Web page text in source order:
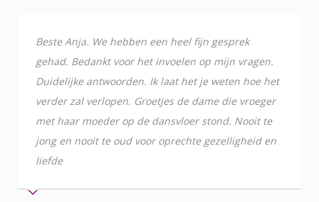
Beste Anja. We hebben een heel fijn gesprek
gehad. Bedankt voor het invoelen op mijn vragen.
Duidelijke antwoorden. Ik laat het je weten hoe het
verder zal verlopen. Groetjes de dame die vroeger
met haar moeder op de dansvloer stond. Nooit te
jong en nooit te oud voor oprechte gezelligheid en
liefde